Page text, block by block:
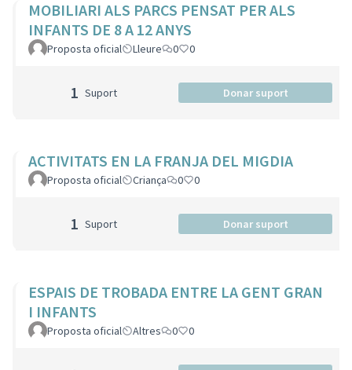
MOBILIARI ALS PARCS PENSAT PER ALS
INFANTS DE 8 A 12 ANYS
Proposta oficial Lleure 0 0
1 Suport Donar suport
ACTIVITATS EN LA FRANJA DEL MIGDIA
Proposta oficial Criança 0 0
1 Suport Donar suport
ESPAIS DE TROBADA ENTRE LA GENT GRAN
I INFANTS
Proposta oficial Altres 0 0